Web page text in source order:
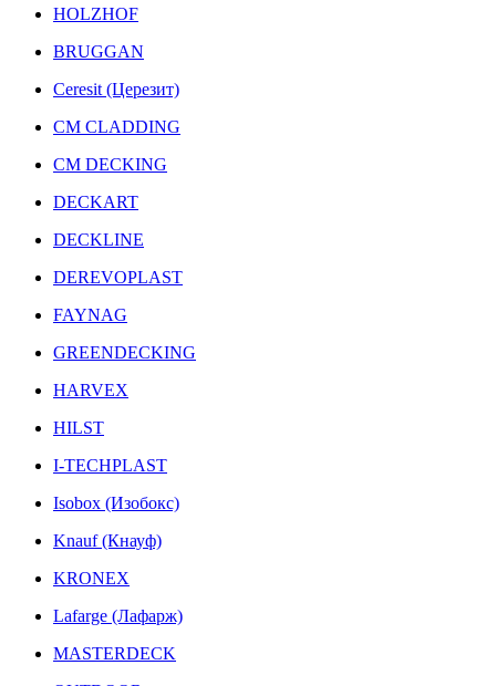
HOLZHOF
BRUGGAN
Ceresit (Церезит)
CM CLADDING
CM DECKING
DECKART
DECKLINE
DEREVOPLAST
FAYNAG
GREENDECKING
HARVEX
HILST
I-TECHPLAST
Isobox (Изобокс)
Knauf (Кнауф)
KRONEX
Lafarge (Лафарж)
MASTERDECK